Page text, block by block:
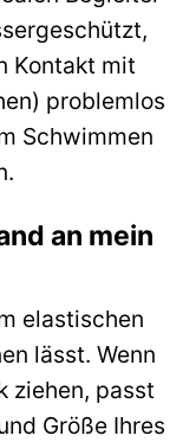
Kontakt mit
problemlos
Schwimmen
an mein
elastischen
lässt. Wenn
ziehen, passt
Größe Ihres